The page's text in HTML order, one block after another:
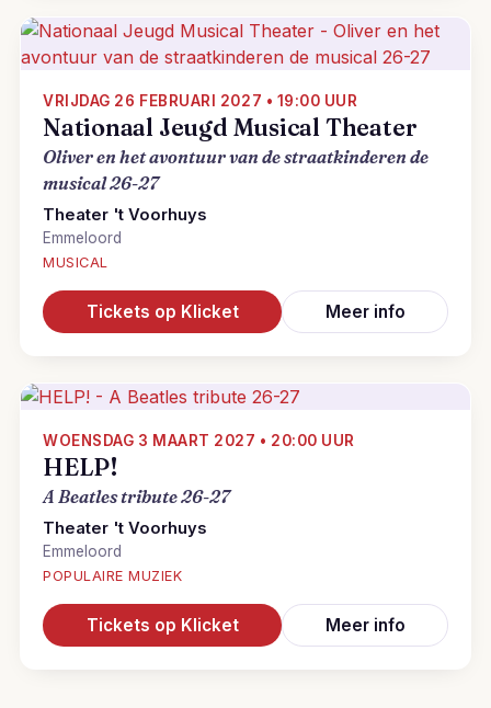
VRIJDAG 26 FEBRUARI 2027 • 19:00 UUR
Nationaal Jeugd Musical Theater
Oliver en het avontuur van de straatkinderen de
musical 26-27
Theater 't Voorhuys
Emmeloord
MUSICAL
Tickets op Klicket Meer info
WOENSDAG 3 MAART 2027 • 20:00 UUR
HELP!
A Beatles tribute 26-27
Theater 't Voorhuys
Emmeloord
POPULAIRE MUZIEK
Tickets op Klicket Meer info